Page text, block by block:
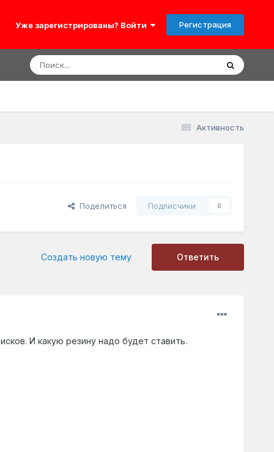
Уже зарегистрированы? Войти Регистрация
Активность
Поделиться Подписчики 0
Ответить
Создать новую тему
И какую резину надо будет ставить.